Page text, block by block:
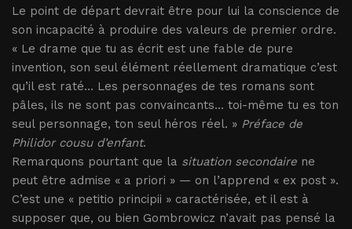
Le point de départ devrait être pour lui la conscience de
son incapacité à produire des valeurs de premier ordre.
« Le drame que tu as écrit est une fable de pure
invention, son seul élément réellement dramatique c’est
qu’il est raté... Les personnages de tes romans sont
pâles, ils ne sont pas convaincants... toi-même tu es ton
seul personnage, ton seul héros réel. » Préface de
Philidor cousu d’enfant.
Remarquons pourtant que la situation secondaire ne
peut être admise « a priori » — on l’apprend « ex post ».
C’est une « petitio principii » caractérisée, et il est à
supposer que, ou bien Gombrowicz n’avait pas pensé la